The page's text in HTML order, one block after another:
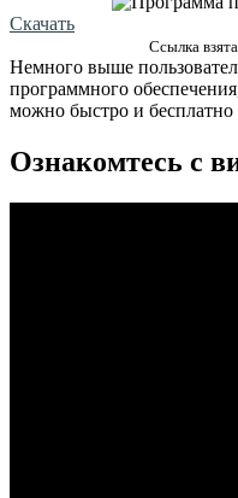
Скачать
Ссылка
Немного выше
программного
можно быстро и бесплатно
Ознакомтесь с